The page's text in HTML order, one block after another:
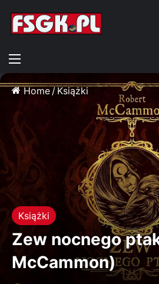
Home/Książki
Książki
Zew nocnego
McCammon)